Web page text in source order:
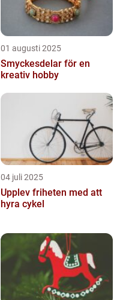
01 augusti 2025
Smyckesdelar för en
kreativ hobby
04 juli 2025
Upplev friheten med att
hyra cykel